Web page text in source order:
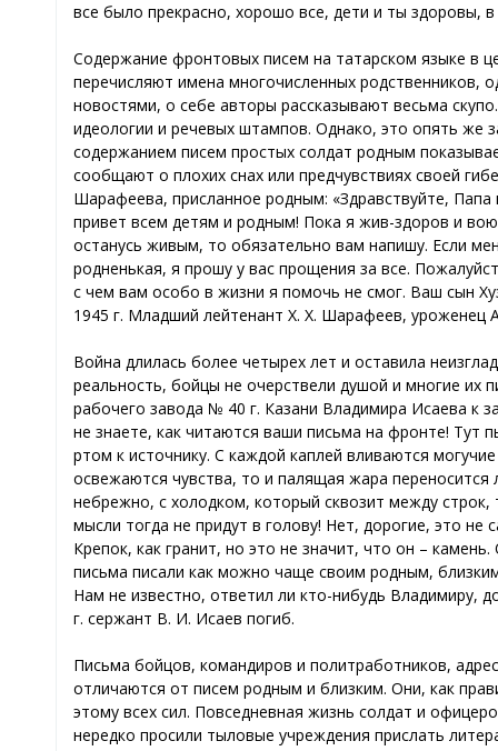
все было прекрасно, хорошо все, дети и ты здоровы,
Содержание фронтовых писем на татарском языке в
перечисляют имена многочисленных
новостями, о себе авторы рассказывают весьма
идеологии и речевых штампов. Однако, это опять же
содержанием писем простых солдат родным
сообщают о плохих снах или предчувствиях своей
Шарафеева, присланное родным: «Здравствуйте,
привет всем детям и родным! Пока я жив-здоров и
останусь живым, то обязательно вам напишу. Если
родненькая, я прошу у вас прощения за все.
с чем вам особо в жизни я помочь не смог. Ваш сын
1945 г. Младший лейтенант Х. Х. Шарафеев, уроженец
Война длилась более четырех лет и оставила
реальность, бойцы не очерствели душой и многие их
рабочего завода № 40 г. Казани Владимира Исаева к
не знаете, как читаются ваши письма на фронте! Тут
ртом к источнику. С каждой каплей вливаются
освежаются чувства, то и палящая жара переносится
небрежно, с холодком, который сквозит между строк,
мысли тогда не придут в голову! Нет, дорогие, это
Крепок, как гранит, но это не значит, что он –
письма писали как можно чаще своим родным,
Нам не известно, ответил ли кто-нибудь Владимиру,
г. сержант В. И. Исаев погиб.
Письма бойцов, командиров и политработников,
отличаются от писем родным и близким. Они, как
этому всех сил. Повседневная жизнь солдат и
нередко просили тыловые учреждения прислать